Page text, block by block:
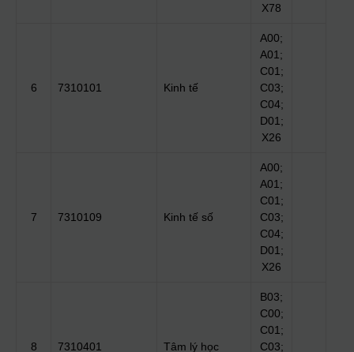
X78
6 7310101 Kinh tế
A00;
A01;
C01;
C03;
C04;
D01;
X26
7 7310109 Kinh tế số
A00;
A01;
C01;
C03;
C04;
D01;
X26
8 7310401 Tâm lý học
B03;
C00;
C01;
C03;